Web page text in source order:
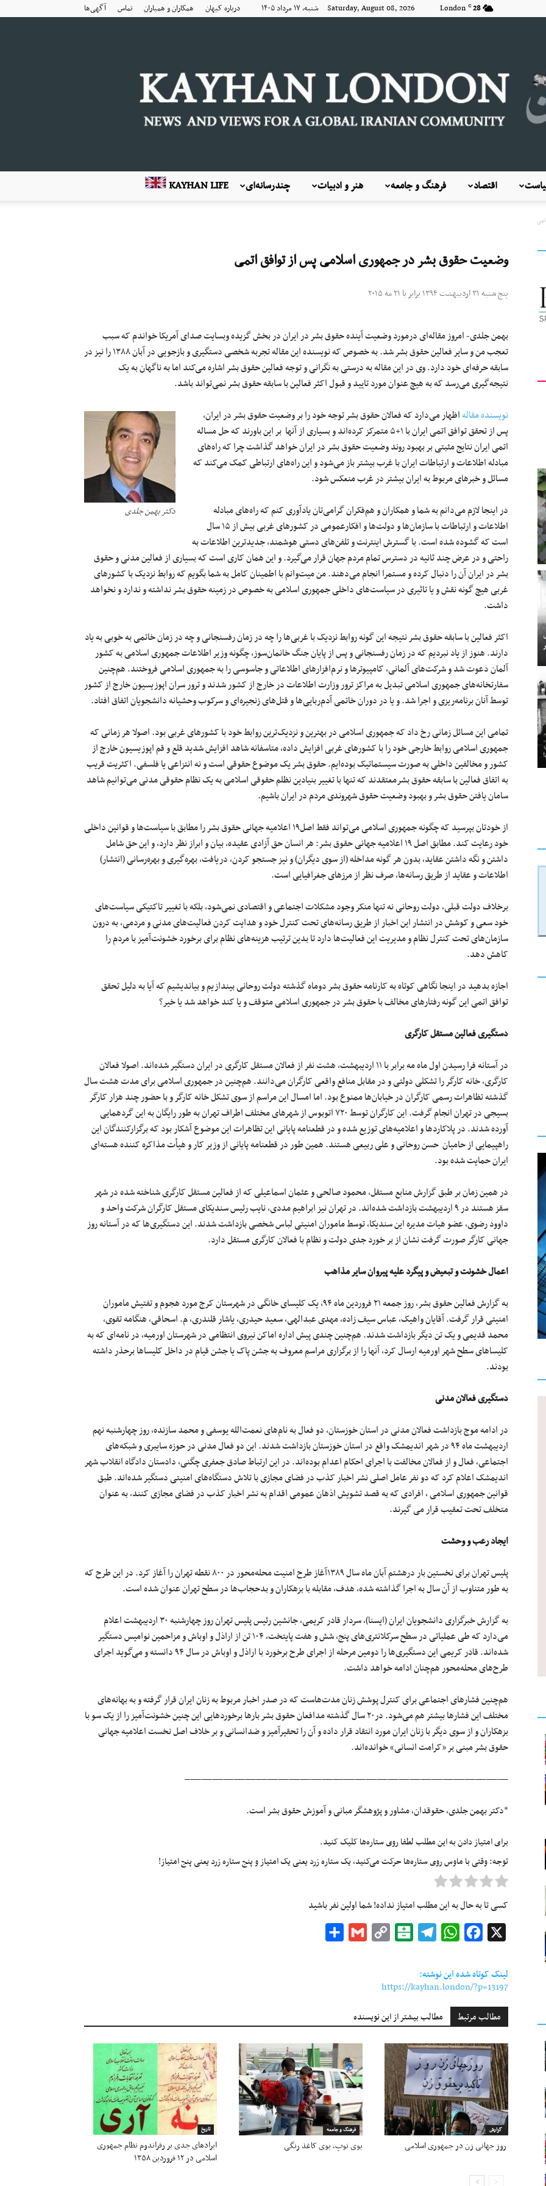
28
C
London Saturday, August 08, 2026 شنبه, ۱۷ مرداد ۱۴۰۵ درباره کیهان همکاران و همیاران تماس آگهی‌ها
کیهان
لندن
KAYHAN LIFE چندرسانه‌ای هنر و ادبیات فرهنگ و جامعه اقتصاد
وضعیت حقوق بشر در جمهوری اسلامی پس از توافق اتمی
پنج شنبه ۳۱ اردیبهشت ۱۳۹۴ برابر با ۲۱ مه ۲۰۱۵
بهمن جلدی- امروز مقاله‌ای درمورد وضعیت آینده حقوق بشر در ایران در بخش گزیده وبسایت صدای آمریکا خواندم که سبب
تعجب من و سایر فعالین حقوق بشر شد. به خصوص که نویسنده این مقاله تجربه شخصی دستگیری و بازجویی در آبان ۱۳۸۸ را نیز در
سابقه حرفه‌ای خود دارد. وی در این مقاله به درستی به نگرانی و توجه فعالین حقوق بشر اشاره می‌کند اما به ناگهان به یک
نتیجه‌گیری می‌رسد که به هیچ عنوان مورد تایید و قبول اکثر فعالین با سابقه حقوق بشر نمی‌تواند باشد.
دکتر بهمن جلدی
نویسنده مقالهاظهار می‌دارد که فعالان حقوق بشر توجه خود را بر وضعیت حقوق بشر در ایران،
پس از تحقق توافق اتمی ایران با ۱+۵ متمرکز کرده‌اند و بسیاری از آنها بر این باورند که حل مساله
اتمی ایران نتایج مثبتی بر بهبود روند وضعیت حقوق بشر در ایران خواهد گذاشت چرا که راه‌های
مبادله اطلاعات و ارتباطات ایران با غرب بیشتر باز می‌شود و این راه‌های ارتباطی کمک می‌کند که
مسائل و خبرهای مربوط به ایران بیشتر در غرب منعکس شود.
در اینجا لازم می‌دانم به شما و همکاران و هم‌فکران گرامی‌تان یادآوری کنم که راه‌های مبادله
اطلاعات و ارتباطات با سازمان‌ها و دولت‌ها و افکارعمومی در کشورهای غربی بیش از ۱۵ سال
است که گشوده شده است. با گسترش اینترنت و تلفن‌های دستی هوشمند، جدیدترین اطلاعات به
راحتی و در عرض چند ثانیه در دسترس تمام مردم جهان قرار می‌گیرد. و این همان کاری است که بسیاری از فعالین مدنی و حقوق
بشر در ایران آن را دنبال کرده و مستمرا انجام می‌دهند. من میت‌وانم با اطمینان کامل به شما بگویم که روابط نزدیک با کشورهای
غربی هیچ گونه نقش و یا تاثیری در سیاست‌های داخلی جمهوری اسلامی به خصوص در زمینه حقوق بشر نداشته و ندارد و نخواهد
داشت.
اکثر فعالین با سابقه حقوق بشر نتیجه این گونه روابط نزدیک با غربی‌ها را چه در زمان رفسنجانی و چه در زمان خاتمی به خوبی به یاد
دارند. هنوز از یاد نبردیم که در زمان رفسنجانی و پس از پایان جنگ خانمان‌سوز، چگونه وزیر اطلاعات جمهوری اسلامی به کشور
آلمان دعوت شد و شرکت‌های آلمانی، کامپیوترها و نرم‌افزارهای اطلاعاتی و جاسوسی را به جمهوری اسلامی فروختند. هم‌چنین
سفارتخانه‌های جمهوری اسلامی تبدیل به مراکز ترور وزارت اطلاعات در خارج از کشور شدند و ترور سران اپوزیسیون خارج از کشور
توسط آنان برنامه‌ریزی و اجرا شد. و یا در دوران خاتمی آدم‌ربایی‌ها و قتل‌های زنجیره‌ای و سرکوب وحشیانه دانشجویان اتفاق افتاد.
تمامی این مسائل زمانی رخ داد که جمهوری اسلامی در بهترین و نزدیک‌ترین روابط خود با کشورهای غربی بود. اصولا هر زمانی که
جمهوری اسلامی روابط خارجی خود را با کشورهای غربی افزایش داده، متاسفانه شاهد افزایش شدید قلع و قم اپوزیسیون خارج از
کشور و مخالفین داخلی به صورت سیستماتیک بوده‌ایم. حقوق بشر یک موضوع حقوقی است و نه انتزاعی یا فلسفی. اکثریت قریب
به اتفاق فعالین با سابقه حقوق بشرمعتقدند که تنها با تغییر بنیادین نظلم حقوقی اسلامی به یک نظام حقوقی مدنی می‌توانیم شاهد
سامان یافتن حقوق بشر و بهبود وضعیت حقوق شهروندی مردم در ایران باشیم.
از خودتان بپرسید که چگونه جمهوری اسلامی می‌تواند فقط اصل۱۹ اعلامیه جهانی حقوق بشر را مطابق با سیاست‌ها و قوانین داخلی
خود رعایت کند. مطابق اصل ۱۹ اعلامیه جهانی حقوق بشر: هر انسان حق آزادی عقیده، بیان و ابراز نظر دارد، و این حق شامل
داشتن و نگه داشتن عقاید، بدون هر گونه مداخله (از سوی دیگران) و نیز جستجو کردن، دریافت، بهره‌گیری و بهره‌رسانی (انتشار)
اطلاعات و عقاید از طریق رسانه‌ها، صرف نظر از مرزهای جغرافیایی است.
برخلاف دولت قبلی، دولت روحانی نه تنها منکر وجود مشکلات اجتماعی و اقتصادی نمی‌شود، بلکه با تغییر تاکتیکی سیاست‌های
خود سعی و کوشش در انتشار این اخبار از طریق رسانه‌های تحت کنترل خود و هدایت کردن فعالیت‌های مدنی و مردمی، به درون
سازمان‌های تحت کنترل نظام و مدیریت این فعالیت‌ها دارد تا بدین ترتیب هزینه‌های نظام برای برخورد خشونت‌آمیز با مردم را
کاهش دهد.
اجازه بدهید در اینجا نگاهی کوتاه به کارنامه حقوق بشر دوماه گذشته دولت روحانی بیندازیم و بیاندیشیم که آیا به دلیل تحقق
توافق اتمی این گونه رفتارهای مخالف با حقوق بشر در جمهوری اسلامی متوقف و یا کند خواهد شد یا خیر؟
دستگیری فعالین مستقل کارگری
در آستانه فرا رسیدن اول ماه مه برابر با ۱۱ اردیبهشت، هشت نفر از فعالان مستقل کارگری در ایران دستگیر شده‌اند. اصولا فعالان
کارگری، خانه کارگر را تشکلی دولتی و در مقابل منافع واقعی کارگران می‌دانند. هم‌چنین در جمهوری اسلامی برای مدت هشت سال
گذشته تظاهرات رسمی کارگران در خیابان‌ها ممنوع بود. اما امسال این مراسم از سوی تشکل خانه کارگر و با حضور چند هزار کارگر
بسیجی در تهران انجام گرفت. این کارگران توسط ۷۲۰ اتوبوس از شهرهای مختلف اطراف تهران به طور رایگان به این گردهمایی
آورده شدند. در پلاکاردها و اعلامیه‌های توزیع شده و در قطعنامه پایانی این تظاهرات این موضوع آشکار بود که برگزارکنندگان این
راهپیمایی از حامیان حسن روحانی و علی ربیعی هستند. همین طور در قطعنامه پایانی از وزیر کار و هیأت مذاکره‌ کننده هسته‌ای
ایران حمایت شده بود.
در همین زمان بر طبق گزارش منابع مستقل، محمود صالحی و عثمان اسماعیلی که از فعالین مستقل کارگری شناخته شده در شهر
سقز هستند در ۹ اردیبهشت بازداشت شده‌اند. در تهران نیز ابراهیم مددی، نایب رئیس سندیکای مستقل کارگران شرکت واحد و
داوود رضوی، عضو هیات مدیره این سندیکا، توسط ماموران امنیتی لباس شخصی بازداشت شدند. این دستگیری‌ها که در آستانه روز
جهانی کارگر صورت گرفت نشان از بر خورد جدی دولت و نظام با فعالان کارگری مستقل دارد.
اعمال خشونت و تبعیض و پیگرد علیه پیروان سایر مذاهب
به گزارش فعالین حقوق بشر، روز جمعه ۲۱ فروردین ماه ۹۴، یک کلیسای خانگی در شهرستان کرج مورد هجوم و تفتیش ماموران
امنیتی قرار گرفت. آقایان واهیک، عباس سیف زاده، مهدی عبدالهی، سعید حیدری، یاشار قلندری، م. اسحاقی، هنگامه تقوی،
محمد قدیمی و یک تن دیگر بازداشت شدند. هم‌چنین چندی پیش اداره‌ اماکن نیروی انتظامی در شهرستان اورمیه، در نامه‌ای که به
کلیساهای سطح شهر اورمیه ارسال کرد، آنها را از برگزاری مراسم معروف به جشن پاک یا جشن قیام در داخل کلیساها برحذر داشته
بودند.
دستگیری فعالان مدنی
در ادامه موج بازداشت فعالان مدنی در استان خوزستان، دو فعال به نام‌های نعمت‌الله یوسفی و محمد سازنده، روز چهارشنبه نهم
اردیبهشت ماه ۹۴ در شهر اندیمشک واقع در استان خوزستان بازداشت شدند. این دو فعال مدنی در حوزه سایبری و شبکه‌های
اجتماعی، فعال و از فعالان مخالفت با اجرای احکام اعدام بوده‌اند. در این ارتباط صادق جعفری چگنی، دادستان دادگاه انقلاب شهر
اندیمشک اعلام کرد که دو نفر عامل اصلی نشر اخبار کذب در فضای مجازی با تلاش دستگاه‌های امنیتی دستگیر شده‌اند. طبق
قوانین جمهوری اسلامی ، افرادی که به قصد تشویش اذهان عمومی اقدام به نشر اخبار کذب در فضای مجازی کنند، به عنوان
متخلف تحت تعقیب قرار می گیرند.
ایجاد رعب و وحشت
پلیس تهران برای نخستین بار درهشتم آبان‌ ماه سال ۱۳۸۹آغاز طرح امنیت محله‌‌محور در ۸۰۰ نقطه تهران را آغاز کرد. در این طرح که
به طور متناوب از آن سال به اجرا گذاشته شده، هدف، مقابله با بزهکاران و بدحجاب‌ها در سطح تهران عنوان شده است.
به گزارش خبرگزاری دانشجویان ایران (ایسنا)، سردار قادر کریمی، جانشین رئیس پلیس تهران روز چهارشنبه ۳۰ اردیبهشت اعلام
می‌دارد که طی عملیاتی در سطح سرکلانتری‌های پنج، شش و هفت پایتخت، ۱۰۴ تن از اراذل و اوباش و مزاحمین نوامیس دستگیر
شده‌اند. قادر کریمی این دستگیری‌ها را دومین مرحله از اجرای طرح برخورد با اراذل و اوباش در سال ۹۴ دانسته و می‌گوید اجرای
طرح‌های محله‌‌محور هم‌چنان ادامه خواهد داشت.
هم‌چنین فشارهای اجتماعی برای کنترل پوشش زنان مدت‌هاست که در صدر اخبار مربوط به زنان ایران قرار گرفته و به بهانه‌های
مختلف این فشارها بیشتر هم می‌شود. در۲۰ سال‌ گذشته مدافعان حقوق بشر بارها برخوردهایی این چنین خشونت‌آمیز را از یک سو با
بزهکاران و از سوی دیگر با زنان ایران مورد انتقاد قرار داده و آن‌ را تحقیرآمیز و ضدانسانی و بر خلاف اصل نخست اعلامیه جهانی
حقوق بشر مبنی بر «کرامت انسانی» خوانده‌اند.
—————————————————————————————–
*دکتر بهمن جلدی، حقوقدان، مشاور و پژوهشگر مبانی و آموزش حقوق بشر است.
برای امتیاز دادن به این مطلب لطفا روی ستاره‌ها کلیک کنید.
توجه: وقتی با ماوس روی ستاره‌ها حرکت می‌کنید، یک ستاره زرد یعنی یک امتیاز و پنج ستاره زرد یعنی پنج امتیاز!
کسی تا به حال به این مطلب امتیاز نداده! شما اولین نفر باشید
Facebook
WhatsApp
Telegram
Balatarin
Copy
Gmail
لینک کوتاه شده این نوشته:
https://kayhan.london/?p=13197
مطالب مرتبط مطالب بیشتر از این نویسنده
تاریخ
ایرادهای جدی بر رفراندوم نظام جمهوری
اسلامی در ۱۲ فروردین ۱۳۵۸
فرهنگ و جامعه
بوی توپ، بوی کاغذ رنگی
گزارش
روز جهانی زن در جمهوری اسلامی